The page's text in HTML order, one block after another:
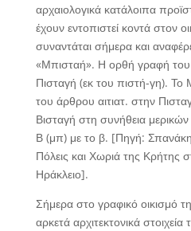
αρχαιολογικά κατάλοιπα
έχουν εντοπιστεί κοντά στον
συναντάται σήμερα και
«Μπισταή». Η ορθή γραφή του
Πισταγή (εκ του πιστή-γη). Το
του άρθρου αιτιατ. στην
Βισταγή στη συνήθεια
Β (μπ) με το β. [Πηγή:
Πόλεις και Χωριά της
Ηράκλειο].
Σήμερα στο γραφικό οικισμό
αρκετά αρχιτεκτονικά στοιχεία